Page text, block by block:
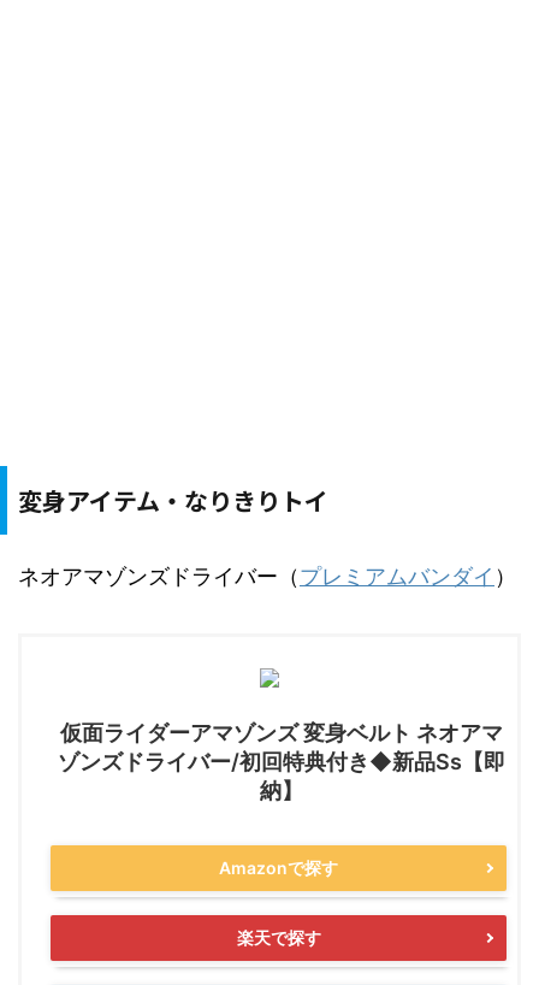
変身アイテム・なりきりトイ
ネオアマゾンズドライバー（プレミアムバンダイ ）
仮面ライダーアマゾンズ 変身ベルト ネオアマ
ゾンズドライバー/初回特典付き◆新品Ss【即
納】
Amazonで探す
楽天で探す